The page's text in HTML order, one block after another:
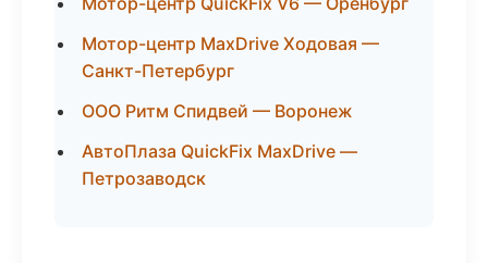
Мотор-центр MaxDrive Ходовая —
Санкт-Петербург
ООО Ритм Спидвей — Воронеж
АвтоПлаза QuickFix MaxDrive —
Петрозаводск